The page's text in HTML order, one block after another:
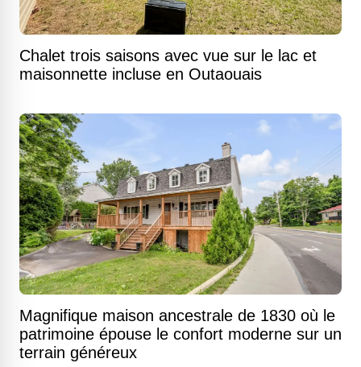
Chalet trois saisons avec vue sur le lac et
maisonnette incluse en Outaouais
Magnifique maison ancestrale de 1830 où le
patrimoine épouse le confort moderne sur un
terrain généreux